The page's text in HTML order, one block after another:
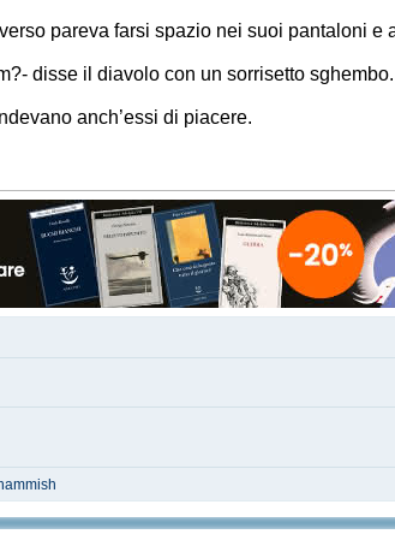
pareva farsi spazio nei suoi pantaloni e
disse il diavolo con un sorrisetto sghembo.
anch’essi di piacere.